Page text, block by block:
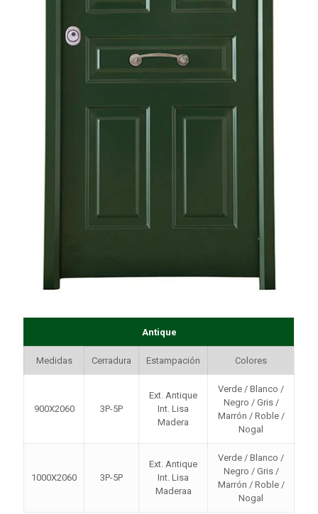
Antique
Medidas Cerradura Estampación Colores
900X2060 3P-5P
Ext. Antique
Int. Lisa
Madera
Verde / Blanco /
Negro / Gris /
Marrón / Roble /
Nogal
1000X2060 3P-5P
Ext. Antique
Int. Lisa
Maderaa
Verde / Blanco /
Negro / Gris /
Marrón / Roble /
Nogal